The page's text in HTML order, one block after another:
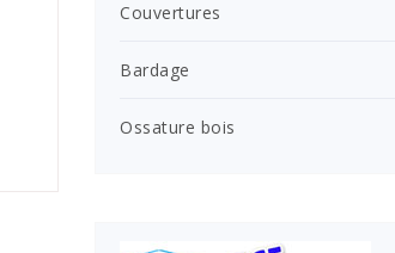
Couvertures
Bardage
Ossature bois